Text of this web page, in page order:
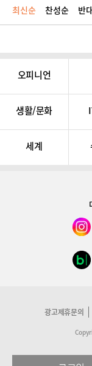
최신순 찬성순 반
오피니언
생활/문화
세계
광고제휴문의